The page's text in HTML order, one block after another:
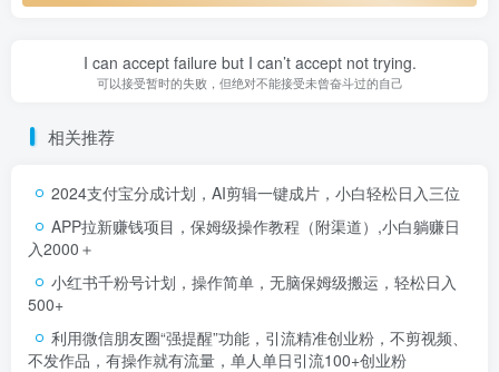
I can accept failure but I can’t accept not trying.
可以接受暂时的失败，但绝对不能接受未曾奋斗过的自己
相关推荐
2024支付宝分成计划，AI剪辑一键成片，小白轻松日入三位
APP拉新赚钱项目，保姆级操作教程（附渠道）,小白躺赚日
入2000＋
小红书千粉号计划，操作简单，无脑保姆级搬运，轻松日入
500+
利用微信朋友圈“强提醒”功能，引流精准创业粉，不剪视频、
不发作品，有操作就有流量，单人单日引流100+创业粉